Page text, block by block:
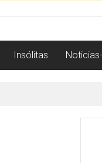
Insólitas